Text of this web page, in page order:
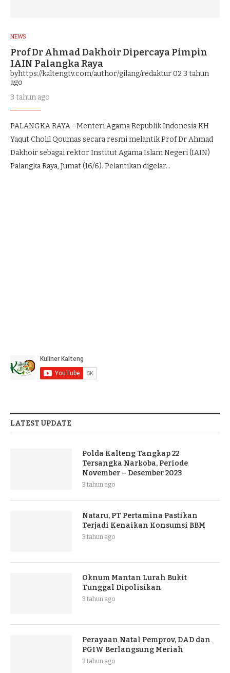
NEWS
Prof Dr Ahmad Dakhoir Dipercaya Pimpin
IAIN Palangka Raya
byhttps://kaltengtv.com/author/gilang/redaktur 02 3 tahun
ago
3 tahun ago
PALANGKA RAYA –Menteri Agama Republik Indonesia KH
Yaqut Cholil Qoumas secara resmi melantik Prof Dr Ahmad
Dakhoir sebagai rektor Institut Agama Islam Negeri (IAIN)
Palangka Raya, Jumat (16/6). Pelantikan digelar…
LATEST UPDATE
Polda Kalteng Tangkap 22
Tersangka Narkoba, Periode
November – Desember 2023
3 tahun ago
Nataru, PT Pertamina Pastikan
Terjadi Kenaikan Konsumsi BBM
3 tahun ago
Oknum Mantan Lurah Bukit
Tunggal Dipolisikan
3 tahun ago
Perayaan Natal Pemprov, DAD dan
PGIW Berlangsung Meriah
3 tahun ago